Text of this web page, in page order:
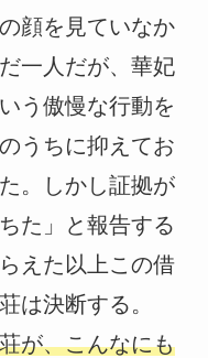
顔を見ていなか
一人だが、華妃
う傲慢な行動を
うちに抑えてお
。しかし証拠が
た」と報告する
えた以上この借
は決断する。
が、こんなにも